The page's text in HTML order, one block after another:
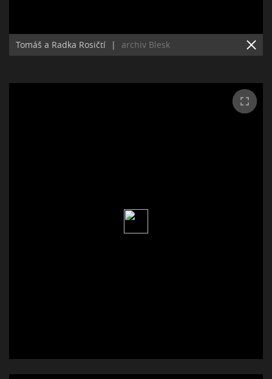
Tomáš a Radka Rosičtí | archiv Blesk